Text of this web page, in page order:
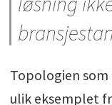
Topologien som
ulik eksemplet